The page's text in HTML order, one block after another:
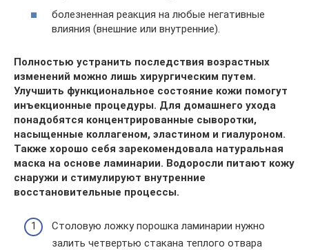
болезненная реакция на любые негативные
влияния (внешние или внутренние).
Полностью устранить последствия возрастных
изменений можно лишь хирургическим путем.
Улучшить функциональное состояние кожи помогут
инъекционные процедуры. Для домашнего ухода
понадобятся концентрированные сыворотки,
насыщенные коллагеном, эластином и гиалуроном.
Также хорошо себя зарекомендовала натуральная
маска на основе ламинарии. Водоросли питают кожу
снаружи и стимулируют внутренние
восстановительные процессы.
Столовую ложку порошка ламинарии нужно
залить четвертью стакана теплого отвара